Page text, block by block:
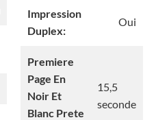
Impression
Duplex:
Oui
Premiere
Page En
Noir Et
Blanc Prete
15,5
seconde